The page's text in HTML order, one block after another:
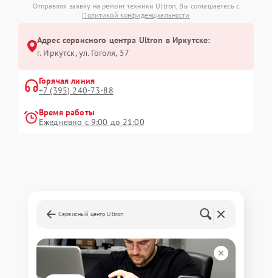
Отправляя заявку на ремонт техники Ultron, Вы соглашаетесь с
Политикой конфиденциальности
Адрес сервисного центра Ultron в Иркутске:
г. Иркутск, ул. ​Гоголя, 57
Горячая линия
+7 (395) 240-73-88
Время работы
Ежедневно с 9:00 до 21:00
Сервисный центр Ultron